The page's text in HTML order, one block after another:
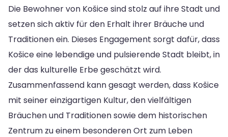
Die Bewohner von Košice sind stolz auf ihre Stadt und
setzen sich aktiv für den Erhalt ihrer Bräuche und
Traditionen ein. Dieses Engagement sorgt dafür, dass
Košice eine lebendige und pulsierende Stadt bleibt, in
der das kulturelle Erbe geschätzt wird.
Zusammenfassend kann gesagt werden, dass Košice
mit seiner einzigartigen Kultur, den vielfältigen
Bräuchen und Traditionen sowie dem historischen
Zentrum zu einem besonderen Ort zum Leben